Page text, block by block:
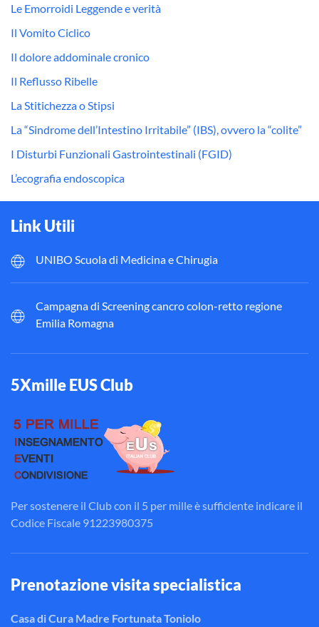
Le Emorroidi Leggende e verità
Il Vomito Ciclico
Il dolore addominale cronico
Il Reflusso Ribelle
La Stitichezza o Stipsi
La “Sindrome dell’Intestino Irritabile” (IBS), ovvero la “colite”
I Disturbi Funzionali Gastrointestinali (FGID)
L’ecografia endoscopica
Link Utili
UNIBO Scuola di Medicina e Chirugia
Campagna di Screening cancro colon-retto regione
Emilia Romagna
5Xmille EUS Club
Per sostenere il Club con il 5 per mille è sufficiente indicare il
Codice Fiscale 91223980375
Prenotazione visita specialistica
Casa di Cura Madre Fortunata Toniolo